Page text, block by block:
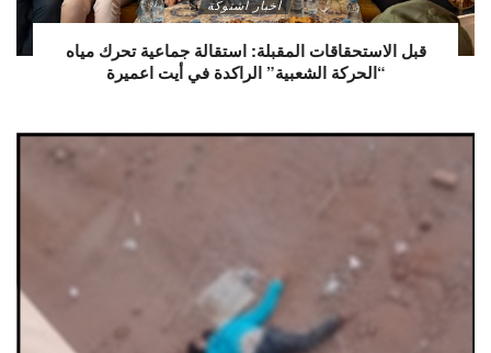
أخبار اشتوكة
قبل الاستحقاقات المقبلة: استقالة جماعية تحرك مياه
“الحركة الشعبية” الراكدة في أيت اعميرة